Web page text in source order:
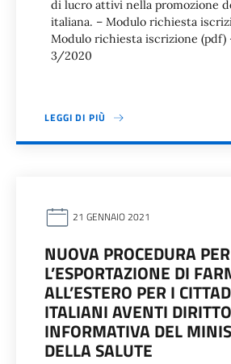
di lucro attivi nella promozione
italiana. – Modulo richiesta
Modulo richiesta iscrizione (pdf)
3/2020
LEGGI DI PIÙ
21 GENNAIO 2021
NUOVA PROCEDURA PER
L’ESPORTAZIONE DI
ALL’ESTERO PER I
ITALIANI AVENTI
INFORMATIVA DEL
DELLA SALUTE